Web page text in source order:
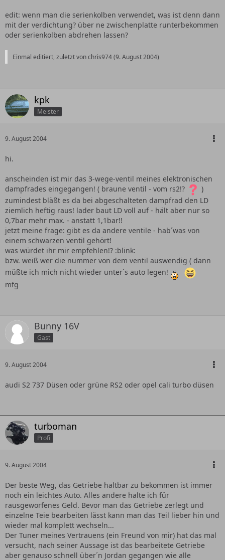
edit: wenn man die serienkolben verwendet, was ist denn dann
mit der verdichtung? über ne zwischenplatte runterbekommen
oder serienkolben abdrehen lassen?
Einmal editiert, zuletzt von chris974 (9. August 2004)
kpk
Meister
9. August 2004
hi.
anscheinden ist mir das 3-wege-ventil meines elektronischen
dampfrades eingegangen! ( braune ventil - vom rs2!?
)
zumindest bläßt es da bei abgeschalteten dampfrad den LD
ziemlich heftig raus! lader baut LD voll auf - hält aber nur so
0,7bar mehr max. - anstatt 1,1bar!!
jetzt meine frage: gibt es da andere ventile - hab´was von
einem schwarzen ventil gehört!
was würdet ihr mir empfehlen!? :blink:
bzw. weiß wer die nummer von dem ventil auswendig ( dann
müßte ich mich nicht wieder unter´s auto legen!
mfg
Bunny 16V
Gast
9. August 2004
audi S2 737 Düsen oder grüne RS2 oder opel cali turbo düsen
turboman
Profi
9. August 2004
Der beste Weg, das Getriebe haltbar zu bekommen ist immer
noch ein leichtes Auto. Alles andere halte ich für
rausgeworfenes Geld. Bevor man das Getriebe zerlegt und
einzelne Teie bearbeiten lässt kann man das Teil lieber hin und
wieder mal komplett wechseln...
Der Tuner meines Vertrauens (ein Freund von mir) hat das mal
versucht, nach seiner Aussage ist das bearbeitete Getriebe
aber genauso schnell über´n Jordan gegangen wie alle